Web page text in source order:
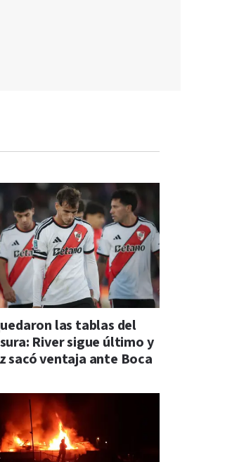
las tablas del
River sigue último y
sacó ventaja ante Boca